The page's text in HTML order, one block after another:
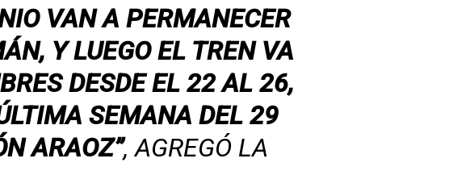
VAN A PERMANECER
Y LUEGO EL TREN VA
DESDE EL 22 AL 26,
SEMANA DEL 29
ARAOZ”, AGREGÓ LA